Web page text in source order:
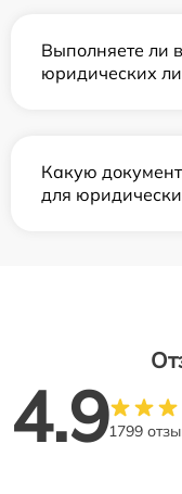
Выполняете ли
юридических
Какую
для
4.91799